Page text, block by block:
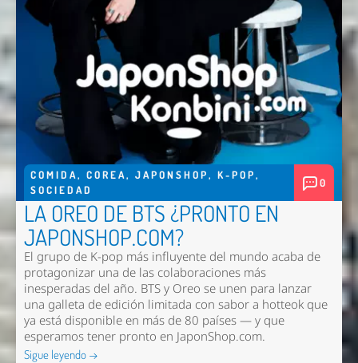
COMIDA, COREA, JAPONSHOP, K-POP,
SOCIEDAD
0
LA OREO DE BTS ¿PRONTO EN
JAPONSHOP.COM?
El grupo de K-pop más influyente del mundo acaba de
protagonizar una de las colaboraciones más
inesperadas del año. BTS y Oreo se unen para lanzar
una galleta de edición limitada con sabor a hotteok que
ya está disponible en más de 80 países — y que
esperamos tener pronto en JaponShop.com.
Sigue leyendo →
Enviar